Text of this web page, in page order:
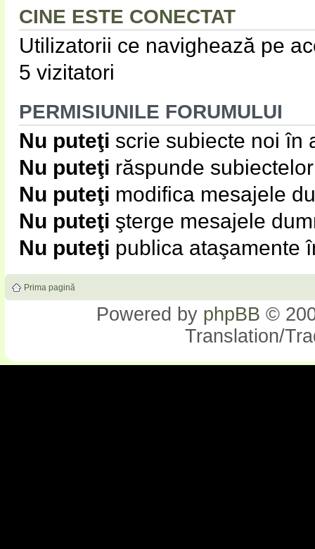
CINE ESTE CONECTAT
Utilizatorii ce navighează pe
5 vizitatori
PERMISIUNILE FORUMULUI
Nu puteţi scrie subiecte noi în
Nu puteţi răspunde
Nu puteţi modifica mesajele
Nu puteţi şterge mesajele
Nu puteţi publica ataşamente
Prima pagină
Powered by phpBB ©
Translation/